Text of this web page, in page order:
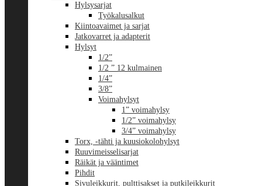
Hylsysarjat
Työkalusalkut
Kiintoavaimet ja sarjat
Jatkovarret ja adapterit
Hylsyt
1/2”
1/2 ” 12 kulmainen
1/4”
3/8”
Voimahylsyt
1” voimahylsy
1/2” voimahylsy
3/4” voimahylsy
Torx, -tähti ja kuusiokolohylsyt
Ruuvimeisselisarjat
Räikät ja vääntimet
Pihdit
Sivuleikkurit, pulttisakset ja putkileikkurit